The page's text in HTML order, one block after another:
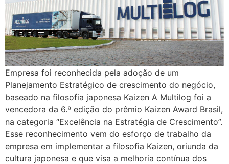
Empresa foi reconhecida pela adoção de um
Planejamento Estratégico de crescimento do negócio,
baseado na filosofia japonesa Kaizen A Multilog foi a
vencedora da 6.ª edição do prêmio Kaizen Award Brasil,
na categoria “Excelência na Estratégia de Crescimento”.
Esse reconhecimento vem do esforço de trabalho da
empresa em implementar a filosofia Kaizen, oriunda da
cultura japonesa e que visa a melhoria contínua dos